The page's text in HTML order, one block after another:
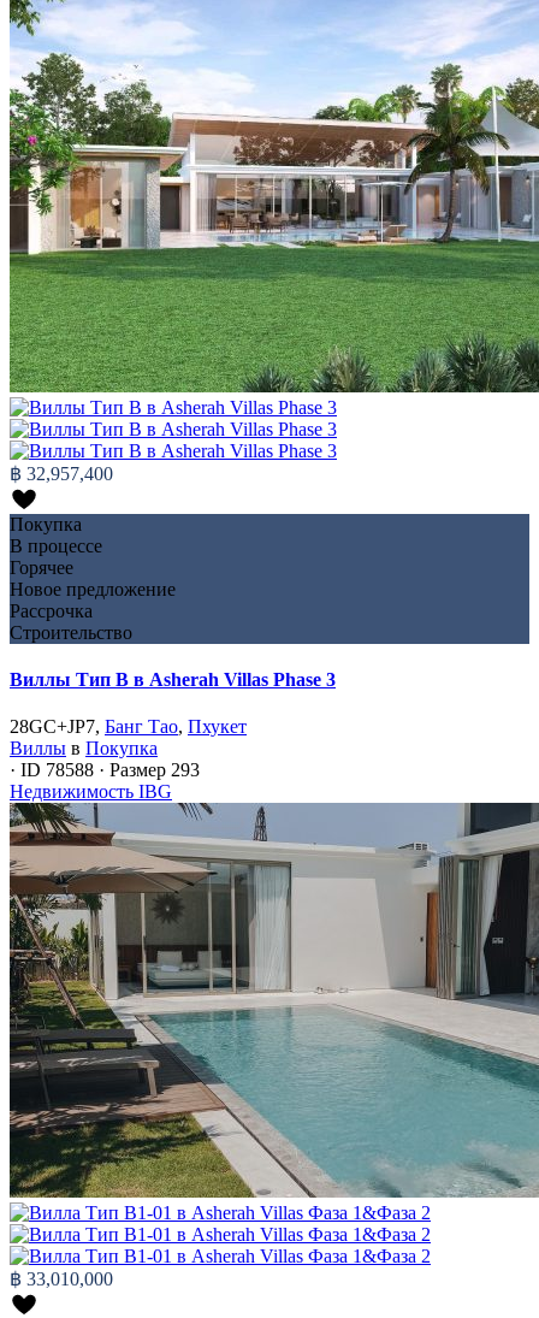
฿ 32,957,400
Покупка
В процессе
Горячее
Новое предложение
Рассрочка
Строительство
Виллы Тип B в Asherah Villas Phase 3
28GC+JP7, Банг Тао, Пхукет
Виллы в Покупка
· ID 78588 · Размер 293
Недвижимость IBG
฿ 33,010,000